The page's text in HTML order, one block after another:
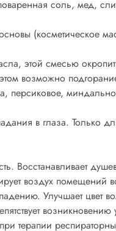
соль, мед,
(косметическое
этой смесью
возможно
персиковое,
в глаза.
Восстанавливает
воздух
Улучшает
возникновению
терапии